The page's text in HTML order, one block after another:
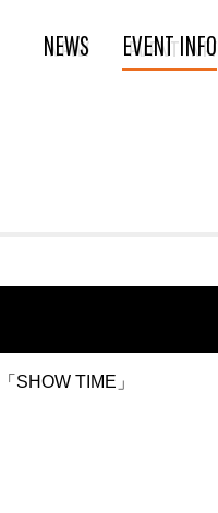
NEWS EVENT INFO
SHOW TIME」